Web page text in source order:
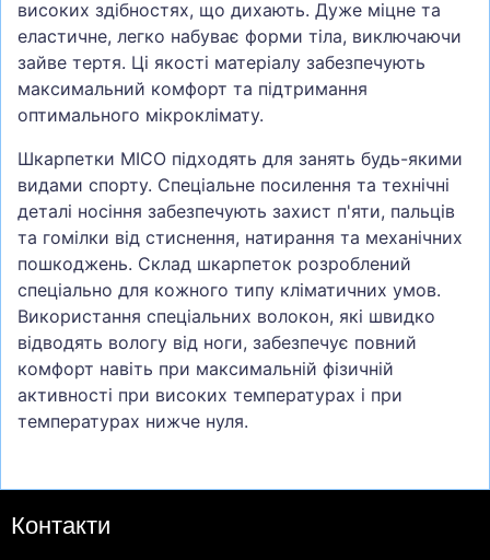
високих здібностях, що дихають. Дуже міцне та
еластичне, легко набуває форми тіла, виключаючи
зайве тертя. Ці якості матеріалу забезпечують
максимальний комфорт та підтримання
оптимального мікроклімату.
Шкарпетки MICO підходять для занять будь-якими
видами спорту. Спеціальне посилення та технічні
деталі носіння забезпечують захист п'яти, пальців
та гомілки від стиснення, натирання та механічних
пошкоджень. Склад шкарпеток розроблений
спеціально для кожного типу кліматичних умов.
Використання спеціальних волокон, які швидко
відводять вологу від ноги, забезпечує повний
комфорт навіть при максимальній фізичній
активності при високих температурах і при
температурах нижче нуля.
Контакти